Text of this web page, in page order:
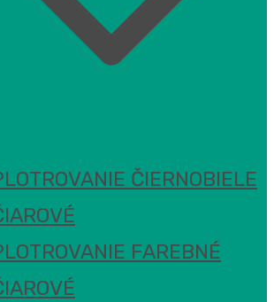
ČIERNOBIELE
FAREBNÉ